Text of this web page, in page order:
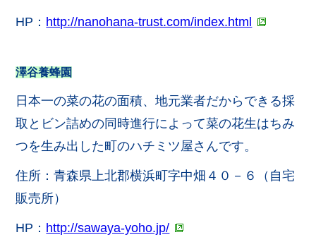
HP： http://nanohana-trust.com/index.html
澤谷養蜂園
日本一の菜の花の面積、地元業者だからできる採
取とビン詰めの同時進行によって菜の花生はちみ
つを生み出した町のハチミツ屋さんです。
住所：青森県上北郡横浜町字中畑４０－６（自宅
販売所）
HP： http://sawaya-yoho.jp/